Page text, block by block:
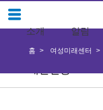
소개 알림
홈 여성미래센터